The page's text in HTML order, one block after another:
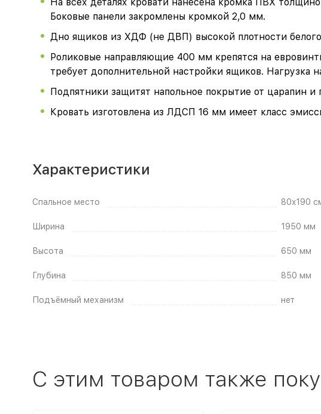
Боковые панели закромлены кромкой 2,0 мм.
Дно ящиков из ХДФ (не ДВП) высокой плотности белого
Роликовые направляющие 400 мм крепятся на
требует дополнительной настройки ящиков. Нагрузка
Подпятники защитят напольное покрытие от царапин и
Кровать изготовлена из ЛДСП 16 мм имеет класс
Характеристики
Спальное место 80x190
Ширина 1950 мм
Высота 650 мм
Глубина 850 мм
Подъёмный механизм нет
C этим товаром также